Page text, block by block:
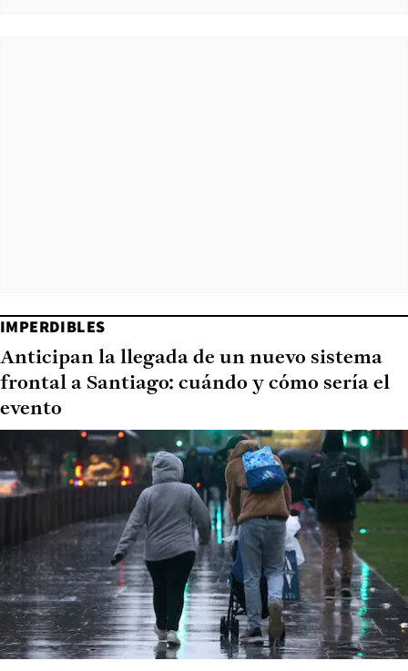
IMPERDIBLES
Anticipan la llegada de un nuevo sistema
frontal a Santiago: cuándo y cómo sería el
evento